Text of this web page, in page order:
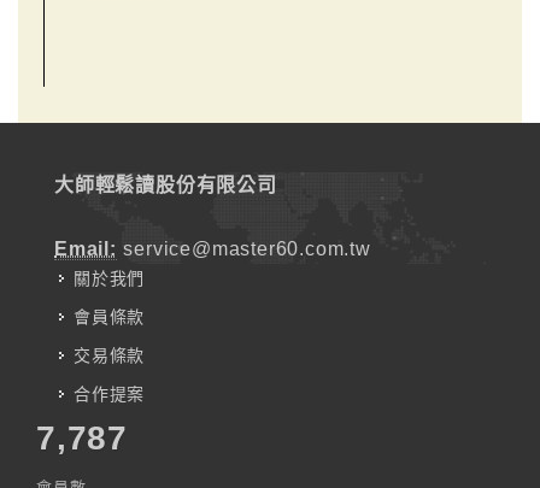
大師輕鬆讀股份有限公司
Email: service@master60.com.tw
關於我們
會員條款
交易條款
合作提案
7,787